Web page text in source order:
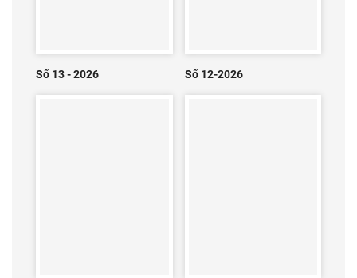
Số 13 - 2026 Số 12-2026